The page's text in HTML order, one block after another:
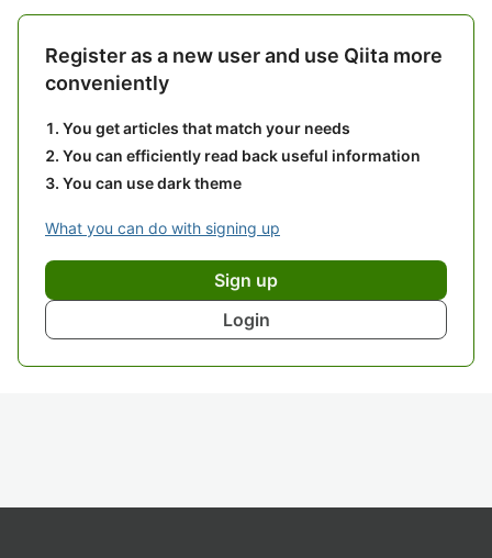
Register as a new user and use Qiita more
conveniently
You get articles that match your needs
You can efficiently read back useful information
You can use dark theme
What you can do with signing up
Sign up
Login